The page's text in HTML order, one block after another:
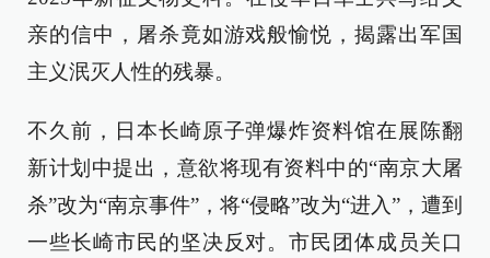
亲的信中，屠杀竟如游戏般愉悦，揭露出军国
主义泯灭人性的残暴。
不久前，日本长崎原子弹爆炸资料馆在展陈翻
新计划中提出，意欲将现有资料中的“南京大屠
杀”改为“南京事件”，将“侵略”改为“进入”，遭到
一些长崎市民的坚决反对。市民团体成员关口